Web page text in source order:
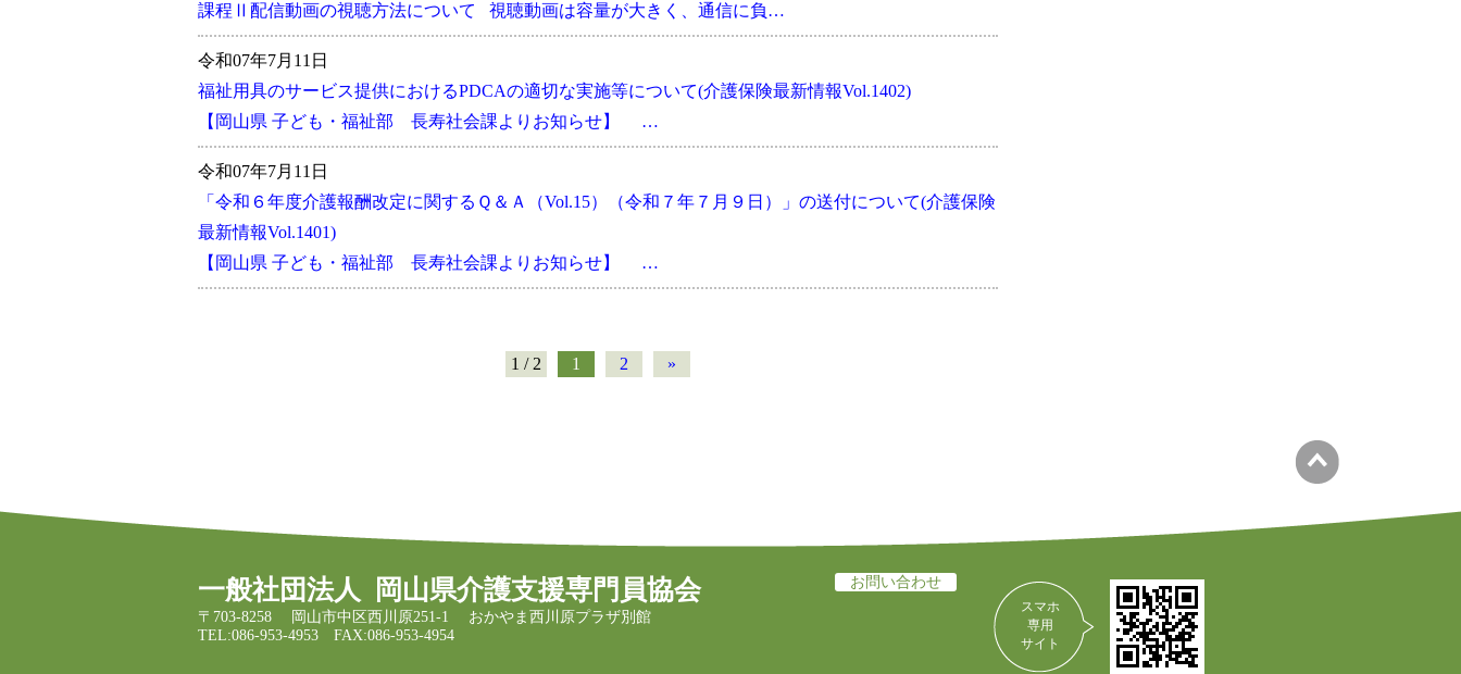
課程Ⅱ配信動画の視聴方法について 視聴動画は容量が大きく、通信に負…
令和07年7月11日
福祉用具のサービス提供におけるPDCAの適切な実施等について(介護保険最新情報Vol.1402)
【岡山県 子ども・福祉部 長寿社会課よりお知らせ】 …
令和07年7月11日
「令和６年度介護報酬改定に関するＱ＆Ａ（Vol.15）（令和７年７月９日）」の送付について(介護保険
最新情報Vol.1401)
【岡山県 子ども・福祉部 長寿社会課よりお知らせ】 …
1 / 2 1 2 »
一般社団法人 岡山県介護支援専門員協会
〒703-8258 岡山市中区西川原251-1
おかやま西川原プラザ別館
TEL:086-953-4953
FAX:086-953-4954
お問い合わせ
スマホ
専用
サイト